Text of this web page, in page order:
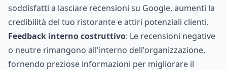
soddisfatti a lasciare recensioni su Google, aumenti la
credibilità del tuo ristorante e attiri potenziali clienti.
Feedback interno costruttivo: Le recensioni negative
o neutre rimangono all'interno dell'organizzazione,
fornendo preziose informazioni per migliorare il